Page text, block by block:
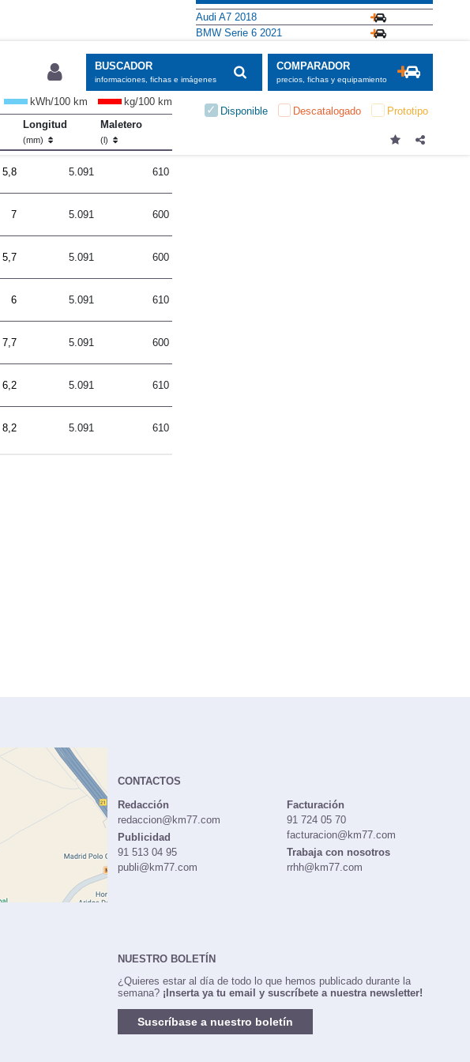
BUSCADOR
informaciones, fichas e imágenes
COMPARADOR
precios, fichas y equipamiento
Disponible Descatalogado Prototipo
kWh/100 km
kg/100 km
Longitud
(mm)
Maletero
(l)
5,8 5.091 610
7 5.091 600
5,7 5.091 600
6 5.091 610
7,7 5.091 600
6,2 5.091 610
8,2 5.091 610
Audi A7 2018
BMW Serie 6 2021
CONTACTOS
Redacción
redaccion@km77.com
Publicidad
91 513 04 95
publi@km77.com
Facturación
91 724 05 70
facturacion@km77.com
Trabaja con nosotros
rrhh@km77.com
NUESTRO BOLETÍN
¿Quieres estar al día de todo lo que hemos publicado durante la
semana? ¡Inserta ya tu email y suscríbete a nuestra newsletter!
Suscríbase a nuestro boletín